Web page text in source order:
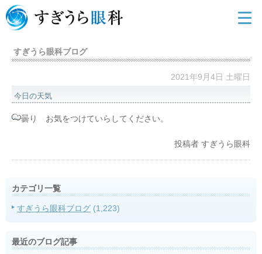
すぎうら眼科ブログ
2021年9月4日 土曜日
今日の天気
曇り お気をつけていらしてください。
投稿者 すぎうら眼科
カテゴリ一覧
すぎうら眼科ブログ (1,223)
最近のブログ記事